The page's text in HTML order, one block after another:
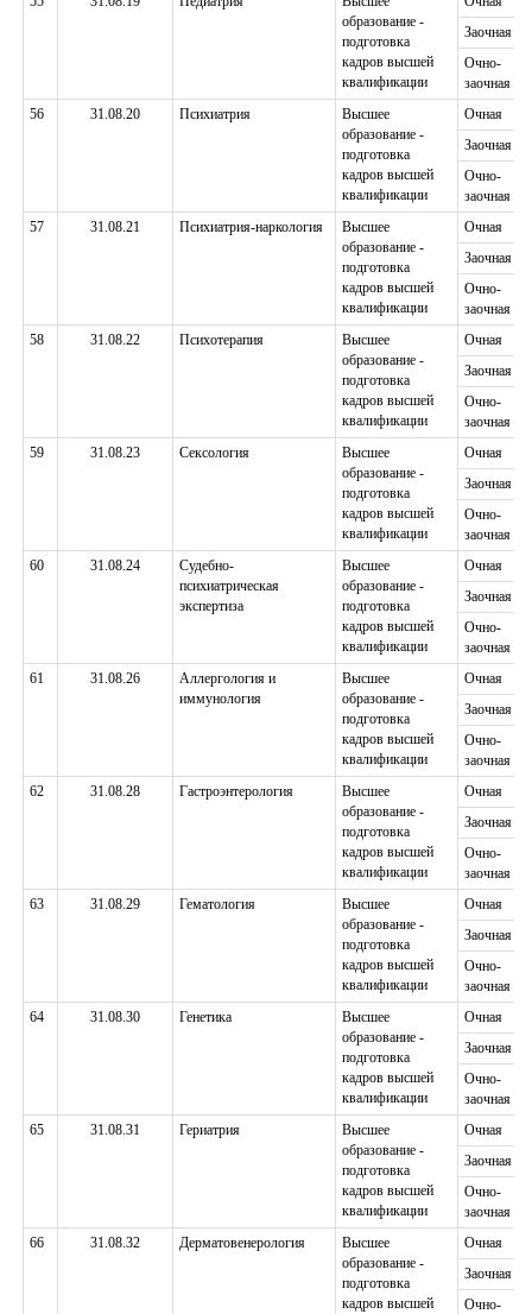
образование -
подготовка
кадров высшей
квалификации
Заочная
Очно-
заочная
56
31.08.20 Психиатрия
Высшее
образование -
подготовка
кадров высшей
квалификации
Очная
Заочная
Очно-
заочная
57
31.08.21 Психиатрия-наркология
Высшее
образование -
подготовка
кадров высшей
квалификации
Очная
Заочная
Очно-
заочная
58
31.08.22 Психотерапия
Высшее
образование -
подготовка
кадров высшей
квалификации
Очная
Заочная
Очно-
заочная
59
31.08.23 Сексология
Высшее
образование -
подготовка
кадров высшей
квалификации
Очная
Заочная
Очно-
заочная
60
31.08.24
Судебно-
психиатрическая
экспертиза
Высшее
образование -
подготовка
кадров высшей
квалификации
Очная
Заочная
Очно-
заочная
61
31.08.26
Аллергология и
иммунология
Высшее
образование -
подготовка
кадров высшей
квалификации
Очная
Заочная
Очно-
заочная
62
31.08.28 Гастроэнтерология
Высшее
образование -
подготовка
кадров высшей
квалификации
Очная
Заочная
Очно-
заочная
63
31.08.29 Гематология
Высшее
образование -
подготовка
кадров высшей
квалификации
Очная
Заочная
Очно-
заочная
64
31.08.30 Генетика
Высшее
образование -
подготовка
кадров высшей
квалификации
Очная
Заочная
Очно-
заочная
65
31.08.31 Гериатрия
Высшее
образование -
подготовка
кадров высшей
квалификации
Очная
Заочная
Очно-
заочная
66
31.08.32 Дерматовенерология
Высшее
образование -
подготовка
кадров высшей
Очная
Заочная
Очно-